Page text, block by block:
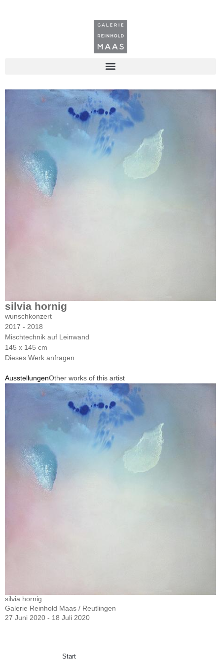
silvia hornig
wunschkonzert
2017 - 2018
Mischtechnik auf Leinwand
145 x 145 cm
Dieses Werk anfragen
AusstellungenOther works of this artist
silvia hornig
Galerie Reinhold Maas / Reutlingen
27 Juni 2020 - 18 Juli 2020
Start